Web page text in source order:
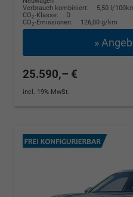
Verbrauch kombiniert:
5,50 l/
CO2-Klasse:
D
CO2-Emissionen: 126,00 g/km
»
25.590,– €
incl. 19% MwSt.